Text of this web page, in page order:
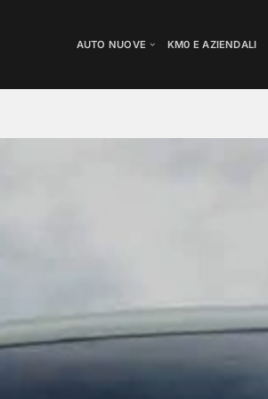
AUTO NUOVE KM0 E AZIENDALI